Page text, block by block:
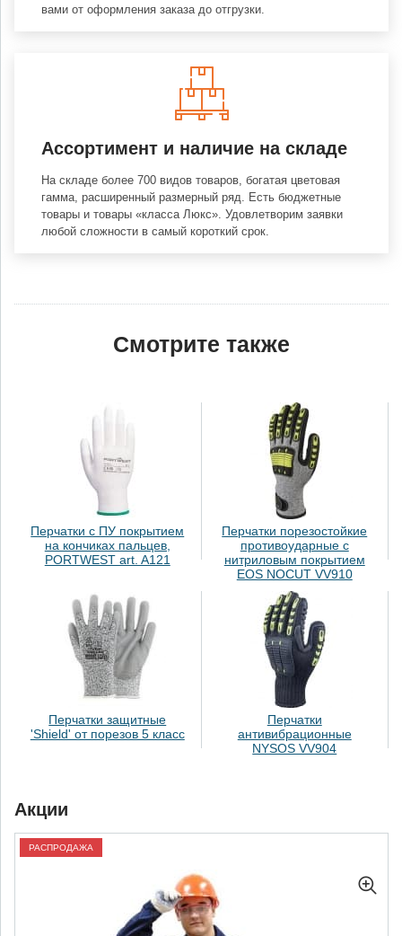
вами от оформления заказа до отгрузки.
Ассортимент и наличие на складе
На складе более 700 видов товаров, богатая цветовая
гамма, расширенный размерный ряд. Есть бюджетные
товары и товары «класса Люкс». Удовлетворим заявки
любой сложности в самый короткий срок.
Смотрите также
Перчатки с ПУ покрытием
на кончиках пальцев,
PORTWEST art. A121
Перчатки порезостойкие
противоударные с
нитриловым покрытием
EOS NOCUT VV910
Перчатки защитные
'Shield' от порезов 5 класс
Перчатки
антивибрационные
NYSOS VV904
Акции
РАСПРОДАЖА